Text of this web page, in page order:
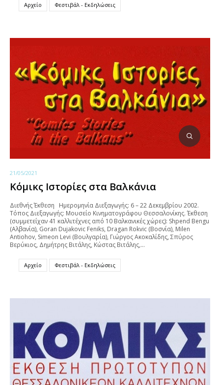
Αρχείο Φεστιβάλ - Εκδηλώσεις
21/05/2021
Κόμικς Ιστορίες στα Βαλκάνια
Διεθνής Έκθεση Ημερομηνία Διεξαγωγής: 6 – 22 Δεκεμβρίου 2002.
Τόπος Διεξαγωγής: Μουσείο Κινηματογράφου Θεσσαλονίκης. Έκθεση
(συμμετείχαν 41 καλλιτέχνες από 10 Βαλκανικές χώρες): Shpend Bengu
(Αλβανία), Goran Dujakovic Feniks, Dragan Rokvic (Βοσνία), Milen
Antiohov, Simeon Levi (Βουλγαρία), Γιώργος Ακοκαλίδης, Σπύρος
Βερύκιος, Δημήτρης Βιτάλης, Κώστας Βιτάλης,…
Αρχείο Φεστιβάλ - Εκδηλώσεις